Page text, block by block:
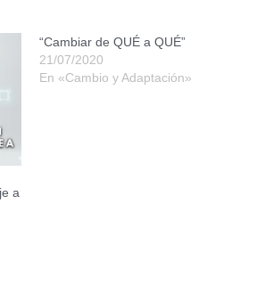
a
“Cambiar de QUÉ a QUÉ”
21/07/2020
En «Cambio y Adaptación»